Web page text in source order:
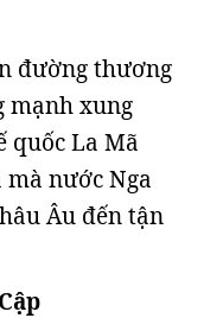
đường thương
mạnh xung
quốc La Mã
nước Nga
Âu đến tận